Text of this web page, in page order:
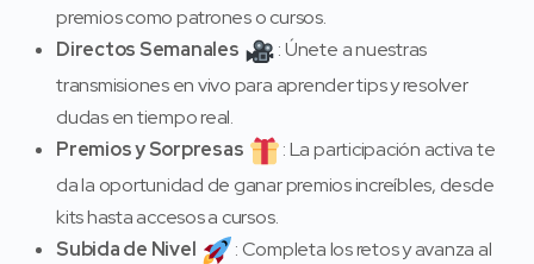
premios como patrones o cursos.
Directos Semanales
: Únete a nuestras
transmisiones en vivo para aprender tips y resolver
dudas en tiempo real.
Premios y Sorpresas
: La participación activa te
da la oportunidad de ganar premios increíbles, desde
kits hasta accesos a cursos.
Subida de Nivel
: Completa los retos y avanza al